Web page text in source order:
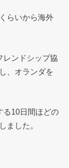
らいから海外
レンドシップ協
、オランダを
る10日間ほどの
ました。